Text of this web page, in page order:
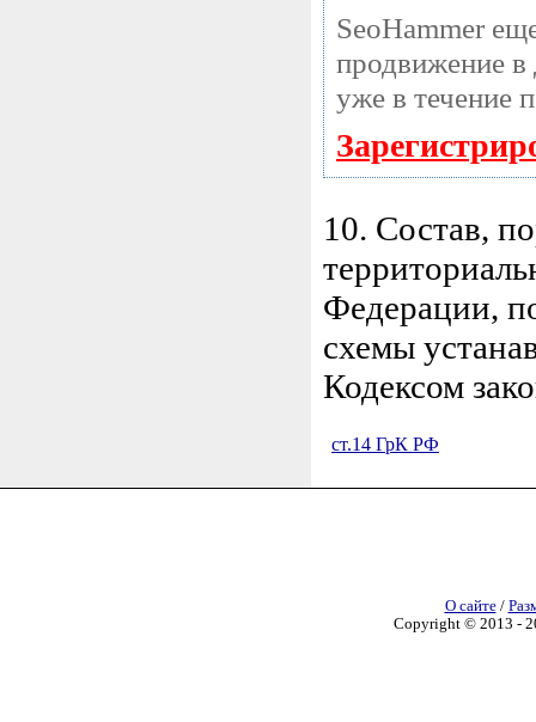
SeoHammer
продвижение в
уже в течение
10. Состав,
Федерации,
схемы
Кодексом
ст.14 ГрК РФ
О сайте/
Copyright © 2013 -